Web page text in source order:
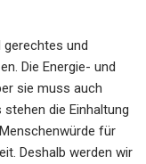
gerechtes und
Die Energie- und
sie muss auch
die Einhaltung
für
Deshalb werden wir